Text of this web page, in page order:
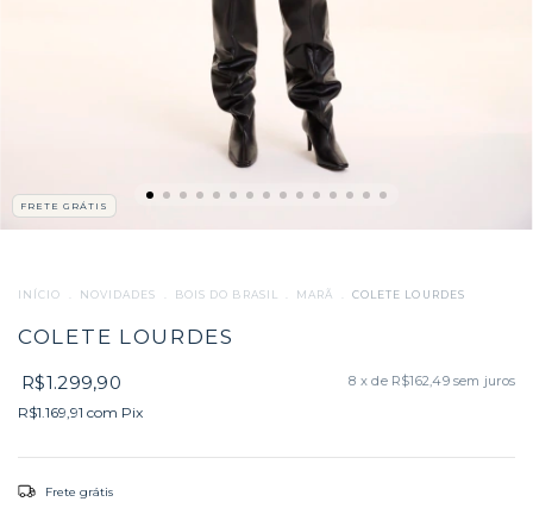
FRETE GRÁTIS
INÍCIO NOVIDADES BOIS DO BRASIL MARÃ COLETE LOURDES
COLETE LOURDES
R$1.299,90 8 x de R$162,49 sem juros
R$1.169,91 com Pix
Frete grátis